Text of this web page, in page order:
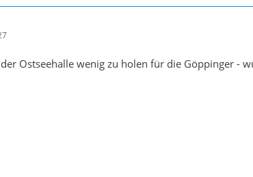
Ostseehalle wenig zu holen für die Göppinger -